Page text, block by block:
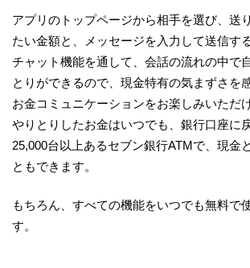
アプリのトップページから相手を選び、送
たい金額と、メッセージを入力して送信す
チャット機能を通して、会話の流れの中で
とりができるので、現金特有の気まずさを
お金コミュニケーションをお楽しみいただ
やりとりしたお金はいつでも、銀行口座に
25,000台以上あるセブン銀行ATMで、現金
ともできます。
もちろん、すべての機能をいつでも無料で
す。